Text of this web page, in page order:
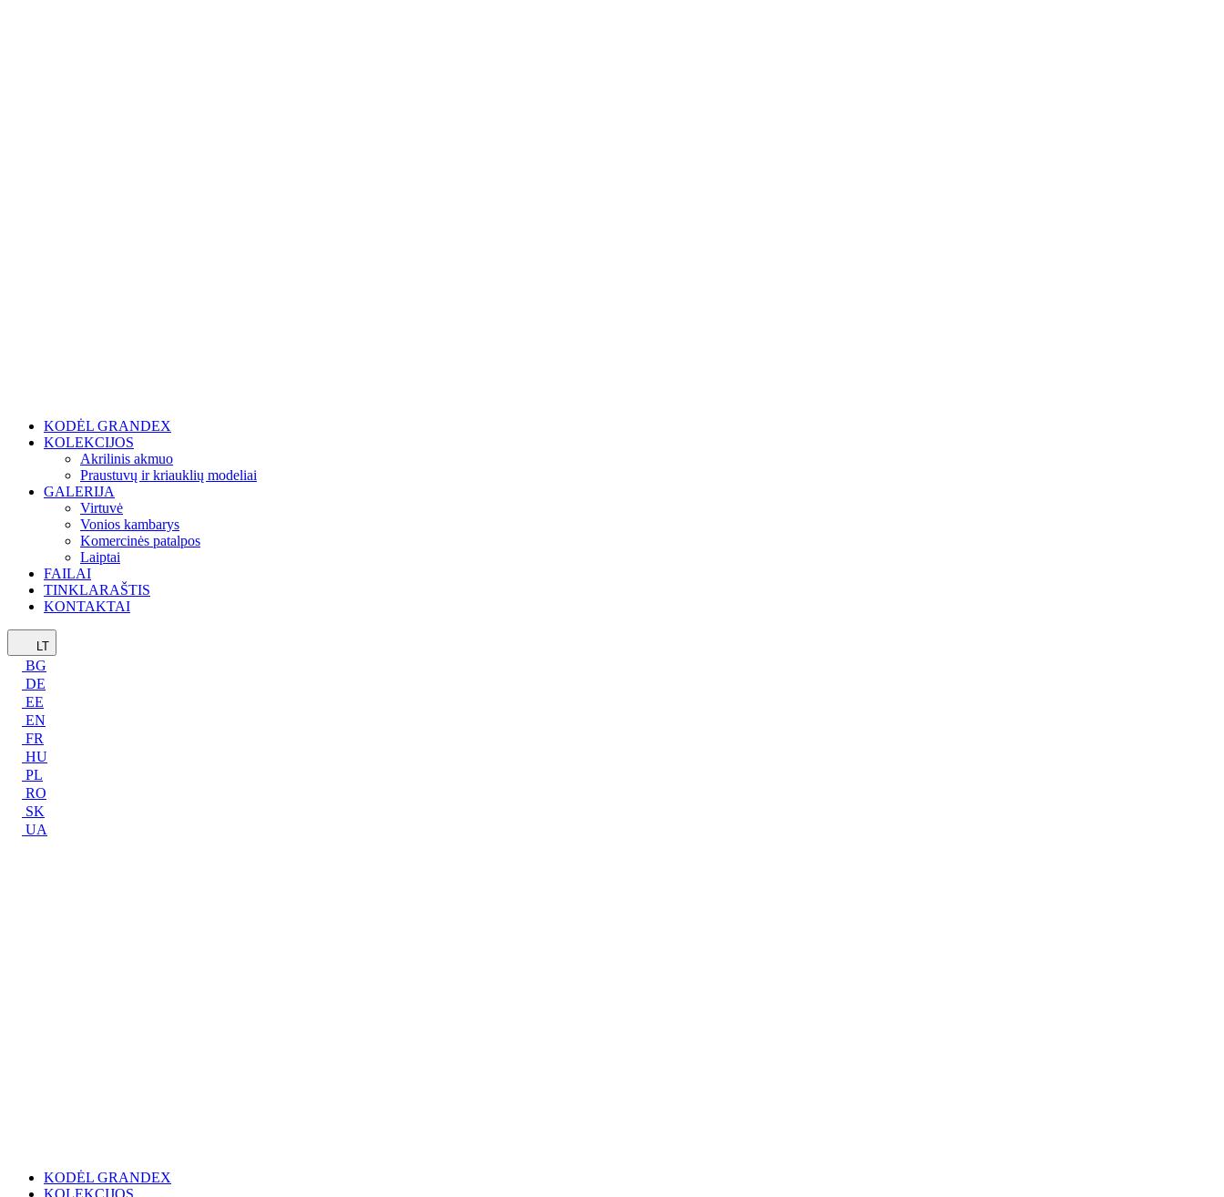
KODĖL GRANDEX
KOLEKCIJOS
Akrilinis akmuo
Praustuvų ir kriauklių modeliai
GALERIJA
Virtuvė
Vonios kambarys
Komercinės patalpos
Laiptai
FAILAI
TINKLARAŠTIS
KONTAKTAI
LT
BG
DE
EE
EN
FR
HU
PL
RO
SK
UA
KODĖL GRANDEX
KOLEKCIJOS